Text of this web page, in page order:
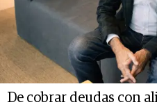
De cobrar deudas con